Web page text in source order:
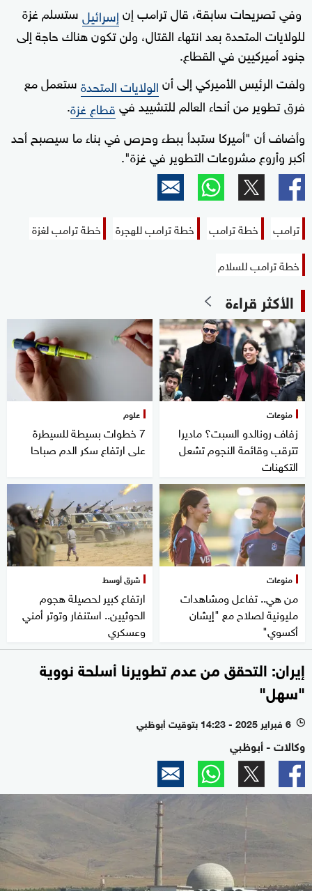
وفي تصريحات سابقة، قال ترامب إنإسرائيلستسلم غزة
للولايات المتحدة بعد انتهاء القتال، ولن تكون هناك حاجة إلى
جنود أميركيين في القطاع.
ولفت الرئيس الأميركي إلى أنالولايات المتحدةستعمل مع
فرق تطوير من أنحاء العالم للتشييد فيقطاع غزة.
وأضاف أن "أميركا ستبدأ ببطء وحرص في بناء ما سيصبح أحد
أكبر وأروع مشروعات التطوير في غزة".
ترامب خطة ترامب خطة ترامب للهجرة
خطة ترامب لغزة
خطة ترامب للسلام
الأكثر قراءة
منوعات
زفاف رونالدو السبت؟ ماديرا
تترقب وقائمة النجوم تشعل
التكهنات
علوم
7 خطوات بسيطة للسيطرة
على ارتفاع سكر الدم صباحا
منوعات
من هي.. تفاعل ومشاهدات
مليونية لصلاح مع "إيشان
أكسوي"
شرق أوسط
ارتفاع كبير لحصيلة هجوم
الحوثيين.. استنفار وتوتر أمني
وعسكري
إيران: التحقق من عدم تطويرنا أسلحة نووية
"سهل"
l 6 فبراير 2025 - 14:23 بتوقيت أبوظبي
وكالات - أبوظبي